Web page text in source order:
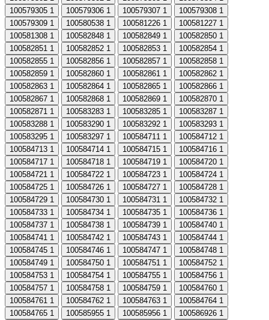
100579305 1 100579306 1 100579307 1 100579308 1
100579309 1 100580538 1 100581226 1 100581227 1
100581308 1 100582848 1 100582849 1 100582850 1
100582851 1 100582852 1 100582853 1 100582854 1
100582855 1 100582856 1 100582857 1 100582858 1
100582859 1 100582860 1 100582861 1 100582862 1
100582863 1 100582864 1 100582865 1 100582866 1
100582867 1 100582868 1 100582869 1 100582870 1
100582871 1 100583283 1 100583285 1 100583287 1
100583288 1 100583290 1 100583292 1 100583293 1
100583295 1 100583297 1 100584711 1 100584712 1
100584713 1 100584714 1 100584715 1 100584716 1
100584717 1 100584718 1 100584719 1 100584720 1
100584721 1 100584722 1 100584723 1 100584724 1
100584725 1 100584726 1 100584727 1 100584728 1
100584729 1 100584730 1 100584731 1 100584732 1
100584733 1 100584734 1 100584735 1 100584736 1
100584737 1 100584738 1 100584739 1 100584740 1
100584741 1 100584742 1 100584743 1 100584744 1
100584745 1 100584746 1 100584747 1 100584748 1
100584749 1 100584750 1 100584751 1 100584752 1
100584753 1 100584754 1 100584755 1 100584756 1
100584757 1 100584758 1 100584759 1 100584760 1
100584761 1 100584762 1 100584763 1 100584764 1
100584765 1 100585955 1 100585956 1 100586926 1